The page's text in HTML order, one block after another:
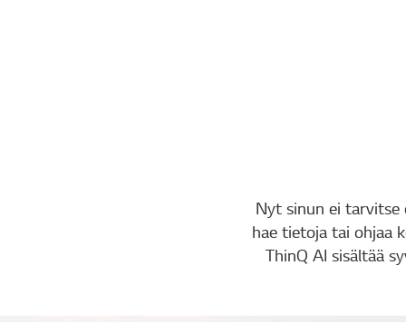
Nyt sinun ei tarvitse
hae tietoja tai ohjaa
ThinQ AI sisältää